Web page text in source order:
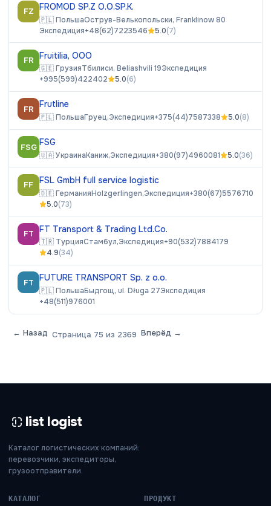
FZ FROMOD SP.Z O.O.SP.K.
🇵🇱ПольшаОструв-Велькопольски, Franklinow 80
Экспедиция+48(62)7223546 5.0(7)
FR Fruitilia, ООО
🇬🇪ГрузияТбилиси, Beliashvili 19Экспедиция
+995(599)422402
5.0(6)
FR Frutline
🇵🇱ПольшаГруец,Экспедиция+375(44)7587338 5.0(8)
FSG FSG
🇺🇦УкраинаКаниж,Экспедиция+380(97)4960081 5.0(36)
FF FSL GmbH full service logistic
🇩🇪ГерманияHolzgerlingen,Экспедиция+380(67)5576710
5.0(73)
FT FT Transport & Trading Ltd.Co.
🇹🇷 ТурцияСтамбул,Экспедиция+90(532)7884179
4.9(34)
FT FUTURE TRANSPORT Sp. z o.o.
🇵🇱ПольшаБыдгощ, ul. Długa 27Экспедиция
+48(511)976001
← Назад Страница 75 из 2369 Вперёд →
list logist
Каталог логистических компаний:
перевозчики, экспедиторы,
грузоотправители.
КАТАЛОГ ПРОДУКТ